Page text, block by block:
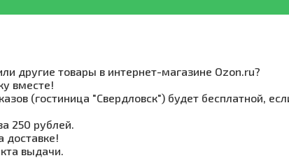
другие товары в интернет-магазине Ozon.ru?
вместе!
(гостиница "Свердловск") будет бесплатной,
250 рублей.
доставке!
выдачи.